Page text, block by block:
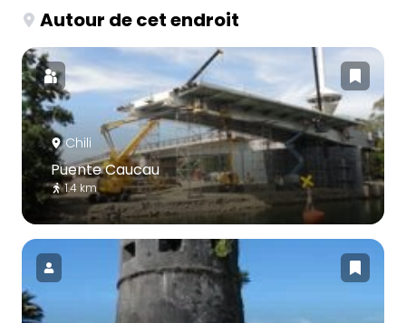
Autour de cet endroit
Chili
Puente Caucau
1.4 km